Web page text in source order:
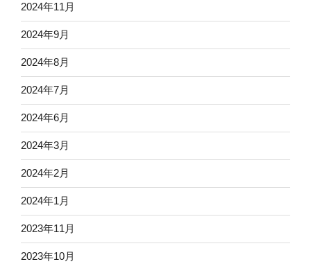
2024年11月
2024年9月
2024年8月
2024年7月
2024年6月
2024年3月
2024年2月
2024年1月
2023年11月
2023年10月